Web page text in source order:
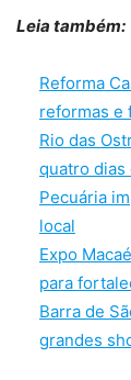
Leia também:
Reforma
reformas e
Rio das
quatro dias
Pecuária
local
Expo
para
Barra de
grandes